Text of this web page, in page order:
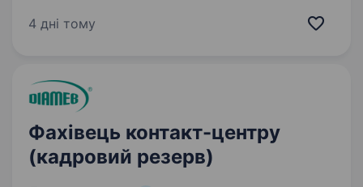
Запрошуємо в команду комунікабельного та
4 дні тому
Фахівець контакт-центру
(кадровий резерв)